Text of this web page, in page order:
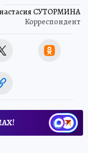
СУТОРМИНА
Корреспондент